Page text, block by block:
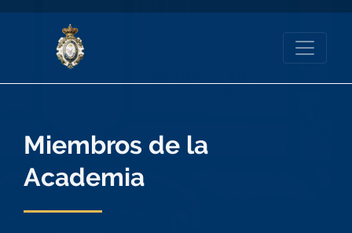
Miembros de la
Academia